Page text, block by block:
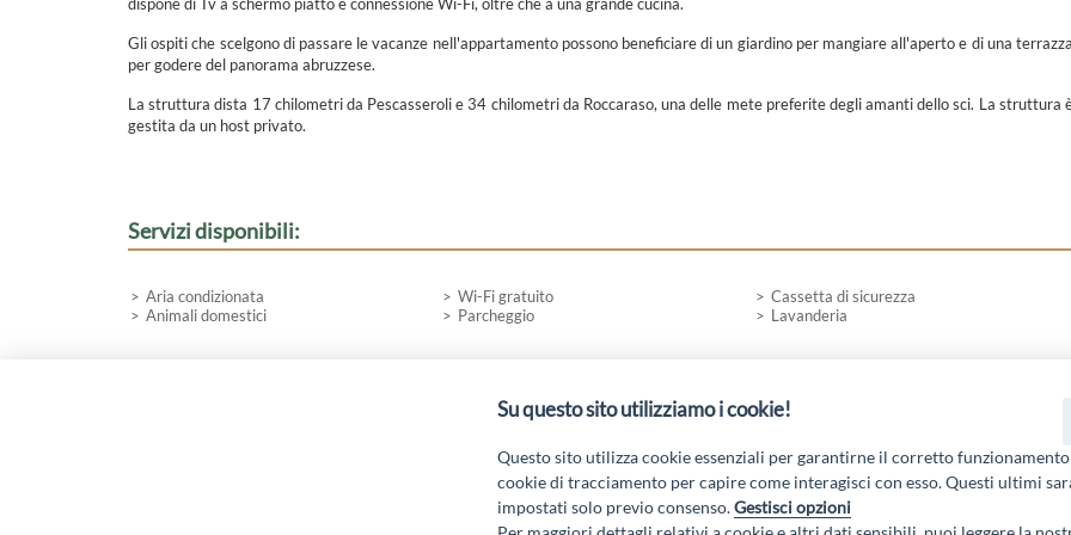
Gli ospiti che scelgono di passare le vacanze nell'appartamento possono beneficiare di un giardino per mangiare all'aperto e di una terrazza
per godere del panorama abruzzese.
La struttura dista 17 chilometri da Pescasseroli e 34 chilometri da Roccaraso, una delle mete preferite degli amanti dello sci. La struttura
gestita da un host privato.
Servizi disponibili:
Aria condizionata
Animali domestici
Wi-Fi gratuito
Parcheggio
Cassetta di sicurezza
Lavanderia
“Attività cofinanziate dal PSR 2014/2020 Abruzzo - mis. 19 PSL La Terra dei M@rsi - Fondo FEASR; Sottomisura 19.2; Tipologia di
19.2.1.MA3.18 – Progetto “Innovazione nel turismo per i servizi e la qualità della
Su questo sito utilizziamo i cookie!
Questo sito utilizza cookie essenziali per garantirne il corretto funzionamento
cookie di tracciamento per capire come interagisci con esso. Questi ultimi
impostati solo previo consenso.Gestisci opzioni